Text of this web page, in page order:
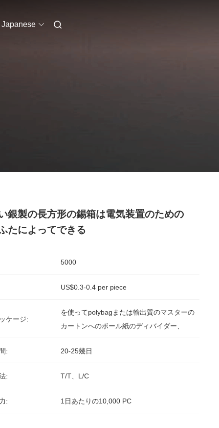
Japanese
銀製の長方形の錫箱は電気装置のための
たによってできる
5000
US$0.3-0.4 per piece
ケージ:
を使ってpolybagまたは輸出質のマスターの
カートンへのボール紙のディバイダー、
: 20-25幾日
: T/T、L/C
: 1日あたりの10,000 PC